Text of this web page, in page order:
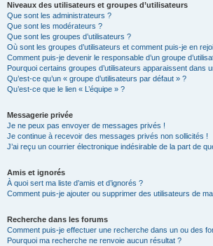
Niveaux des utilisateurs et groupes d’utilisateurs
Que sont les administrateurs ?
Que sont les modérateurs ?
Que sont les groupes d’utilisateurs ?
Où sont les groupes d’utilisateurs et comment puis-je en
Comment puis-je devenir le responsable d’un groupe
Pourquoi certains groupes d’utilisateurs apparaissent dans
Qu’est-ce qu’un « groupe d’utilisateurs par défaut » ?
Qu’est-ce que le lien « L’équipe » ?
Messagerie privée
Je ne peux pas envoyer de messages privés !
Je continue à recevoir des messages privés non sollicités !
J’ai reçu un courrier électronique indésirable de la part de
Amis et ignorés
À quoi sert ma liste d’amis et d’ignorés ?
Comment puis-je ajouter ou supprimer des utilisateurs de ma
Recherche dans les forums
Comment puis-je effectuer une recherche dans un ou des
Pourquoi ma recherche ne renvoie aucun résultat ?